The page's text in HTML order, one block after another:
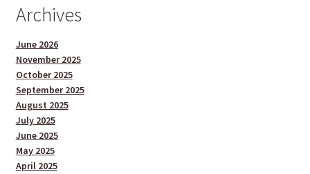
Archives
June 2026
November 2025
October 2025
September 2025
August 2025
July 2025
June 2025
May 2025
April 2025